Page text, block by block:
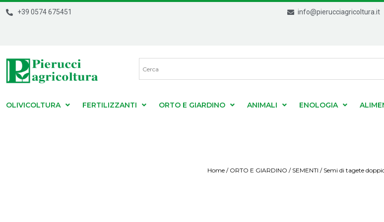
+39 0574 675451 info@pierucciagricoltura.it
OLIVICOLTURA FERTILIZZANTI ORTO E GIARDINO ANIMALI ENOLOGIA
Home / ORTO E GIARDINO / SEMENTI / Semi di tagete